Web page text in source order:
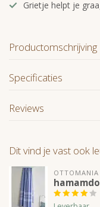
Grietje helpt je
Productomschrijving
Specificaties
Reviews
Dit vind je vast ook
OTTOMANIA